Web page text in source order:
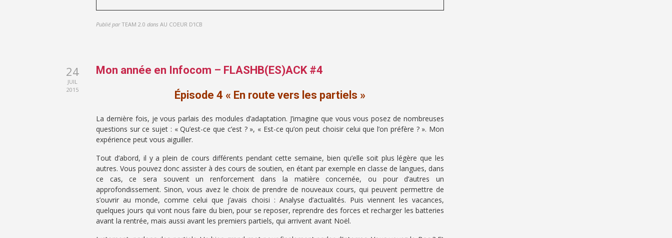
Publié par TEAM 2.0 dans AU COEUR D'ICB
24
JUIL
2015
Mon année en Infocom – FLASHB(ES)ACK #4
Épisode 4 « En route vers les partiels »
La dernière fois, je vous parlais des modules d’adaptation. J’imagine que vous vous posez de nombreuses
questions sur ce sujet : « Qu’est-ce que c’est ? », « Est-ce qu’on peut choisir celui que l’on préfère ? ». Mon
expérience peut vous aiguiller.
Tout d’abord, il y a plein de cours différents pendant cette semaine, bien qu’elle soit plus légère que les
autres. Vous pouvez donc assister à des cours de soutien, en étant par exemple en classe de langues, dans
ce cas, ce sera souvent un renforcement dans la matière concernée, ou pour d’autres un
approfondissement. Sinon, vous avez le choix de prendre de nouveaux cours, qui peuvent permettre de
s’ouvrir au monde, comme celui que j’avais choisi : Analyse d’actualités. Puis viennent les vacances,
quelques jours qui vont nous faire du bien, pour se reposer, reprendre des forces et recharger les batteries
avant la rentrée, mais aussi avant les premiers partiels, qui arrivent avant Noël.